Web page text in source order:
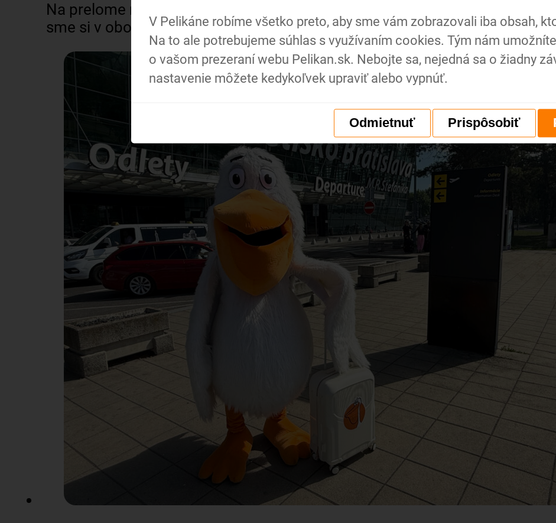
Na prelome mája a júna
sme si v oboch našich
officoch (BA aj ZV)
dopriali trochu
starostlivosti o zdravie. V
spolupráci s poisťovňou
UNION sme zorganizovali
Deň zdravia, ktorý sme
spojili aj so zdravými a
vyváženými Peli
raňajkami od tímu
rámci Dňa zdravia sa
naprieč celou našou
Pelikán Group zapojilo
spolu…
V Pelikáne robíme všetko preto, aby sme vám zobrazovali iba obsah,
Na to ale potrebujeme súhlas s využívaním cookies. Tým nám
o vašom prezeraní webu Pelikan.sk. Nebojte sa, nejedná sa o žiadny
nastavenie môžete kedykoľvek upraviť alebo vypnúť.
Odmietnuť Prispôsobiť